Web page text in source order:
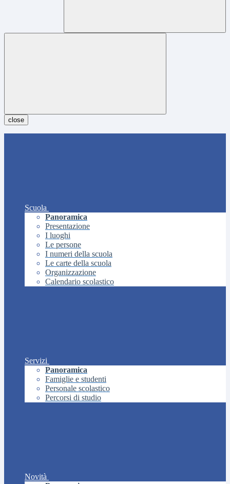
close
Scuola
Panoramica
Presentazione
I luoghi
Le persone
I numeri della scuola
Le carte della scuola
Organizzazione
Calendario scolastico
Servizi
Panoramica
Famiglie e studenti
Personale scolastico
Percorsi di studio
Novità